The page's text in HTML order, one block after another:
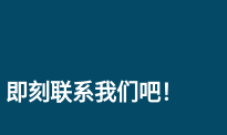
即刻联系我们吧！